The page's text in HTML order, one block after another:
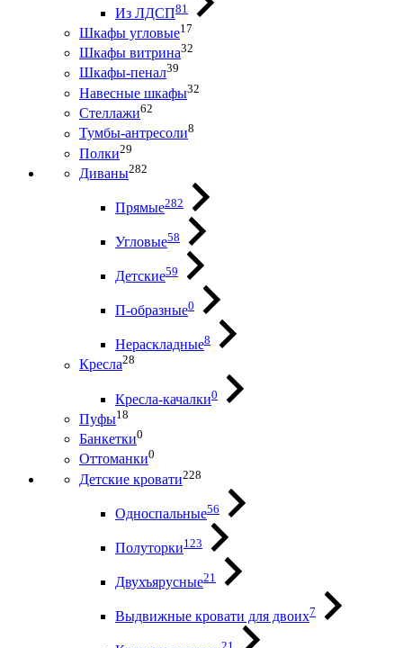
Из ЛДСП81
Шкафы угловые17
Шкафы витрина32
Шкафы-пенал39
Навесные шкафы32
Стеллажи62
Тумбы-антресоли8
Полки29
Диваны282
Прямые282
Угловые58
Детские59
П-образные0
Нераскладные8
Кресла28
Кресла-качалки0
Пуфы18
Банкетки0
Оттоманки0
Детские кровати228
Односпальные56
Полуторки123
Двухъярусные21
Выдвижные кровати для двоих7